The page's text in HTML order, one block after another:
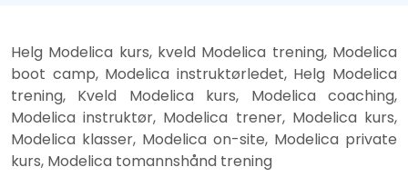
Helg Modelica kurs, kveld Modelica trening, Modelica
boot camp, Modelica instruktørledet, Helg Modelica
trening, Kveld Modelica kurs, Modelica coaching,
Modelica instruktør, Modelica trener, Modelica kurs,
Modelica klasser, Modelica on-site, Modelica private
kurs, Modelica tomannshånd trening